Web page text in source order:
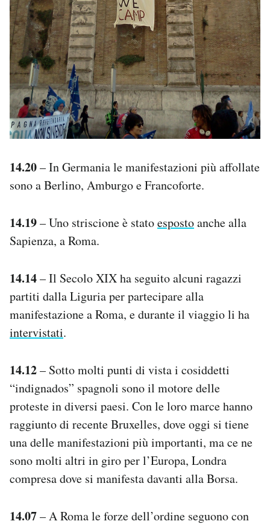
14.20– In Germania le manifestazioni più affollate
sono a Berlino, Amburgo e Francoforte.
14.19– Uno striscione è statoespostoanche alla
Sapienza, a Roma.
14.14– Il Secolo XIX ha seguito alcuni ragazzi
partiti dalla Liguria per partecipare alla
manifestazione a Roma, e durante il viaggio li ha
intervistati.
14.12– Sotto molti punti di vista i cosiddetti
“indignados” spagnoli sono il motore delle
proteste in diversi paesi. Con le loro marce hanno
raggiunto di recente Bruxelles, dove oggi si tiene
una delle manifestazioni più importanti, ma ce ne
sono molti altri in giro per l’Europa, Londra
compresa dove si manifesta davanti alla Borsa.
14.07– A Roma le forze dell’ordine seguono con